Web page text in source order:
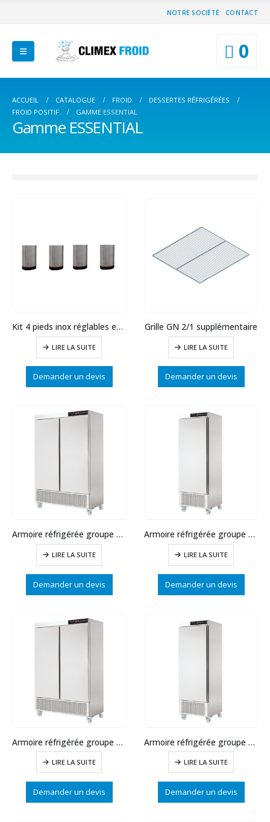
NOTRE SOCIÉTÉ CONTACT
0
ACCUEIL CATALOGUE FROID
DESSERTES RÉFRIGÉRÉES
FROID POSITIF
GAMME ESSENTIAL
Gamme ESSENTIAL
Kit 4 pieds inox réglables en hauteur
LIRE LA SUITE
Demander un devis
Grille GN 2/1 supplémentaire
LIRE LA SUITE
Demander un devis
Armoire réfrigérée groupe en bas négative 1200L
LIRE LA SUITE
Demander un devis
Armoire réfrigérée groupe en bas négative 600L
LIRE LA SUITE
Demander un devis
Armoire réfrigérée groupe en bas positive 1200L
LIRE LA SUITE
Demander un devis
Armoire réfrigérée groupe en bas positive 600L positive
LIRE LA SUITE
Demander un devis